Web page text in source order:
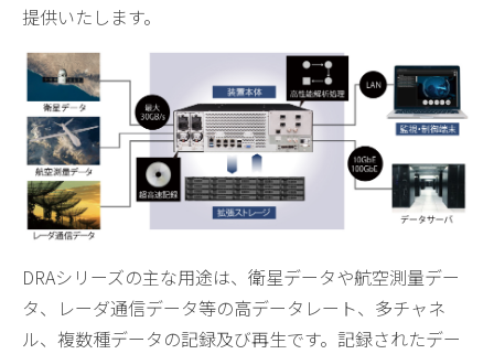
提供いたします。
DRAシリーズの主な用途は、衛星データや航空測量デー
タ、レーダ通信データ等の高データレート、多チャネ
ル、複数種データの記録及び再生です。記録されたデー